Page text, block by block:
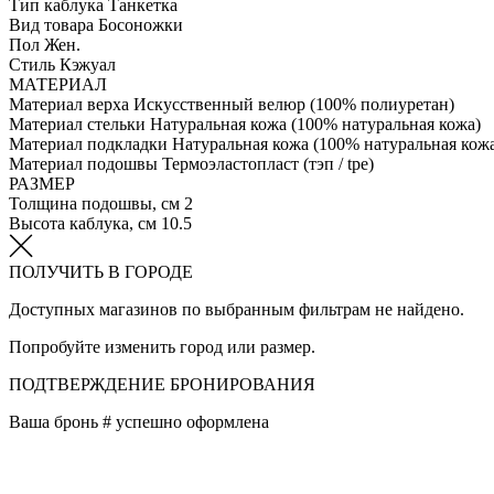
Тип каблука Танкетка
Вид товара Босоножки
Пол Жен.
Стиль Кэжуал
МАТЕРИАЛ
Материал верха Искусственный велюр (100% полиуретан)
Материал стельки Натуральная кожа (100% натуральная кожа)
Материал подкладки Натуральная кожа (100% натуральная
Материал подошвы Термоэластопласт (тэп / tpe)
РАЗМЕР
Толщина подошвы, см 2
Высота каблука, см 10.5
ПОЛУЧИТЬ В ГОРОДЕ
Доступных магазинов по выбранным фильтрам не найдено.
Попробуйте изменить город или размер.
ПОДТВЕРЖДЕНИЕ БРОНИРОВАНИЯ
Ваша бронь # успешно оформлена